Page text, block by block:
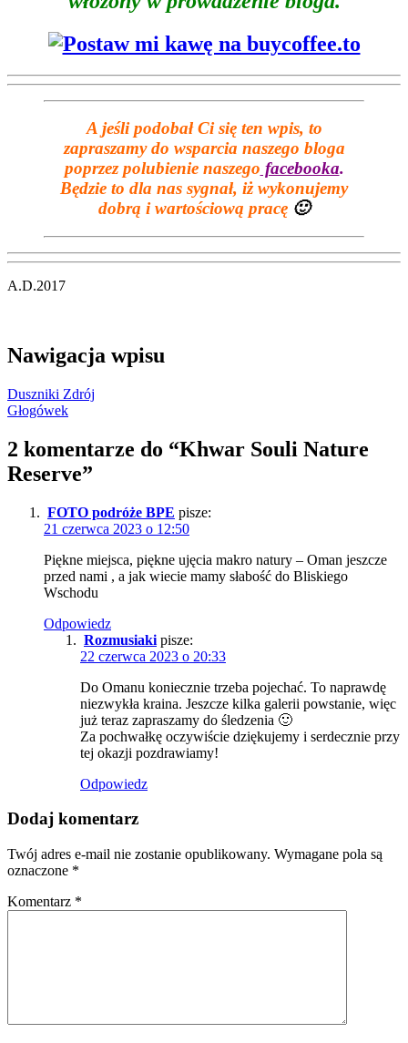
A jeśli podobał Ci się ten wpis, to
zapraszamy do wsparcia naszego bloga
poprzez polubienie naszego facebooka.
Będzie to dla nas sygnał, iż wykonujemy
dobrą i wartościową pracę 🙂
A.D.2017
Nawigacja wpisu
Duszniki Zdrój
Głogówek
2 komentarze do “Khwar Souli Nature
Reserve”
FOTO podróże BPE pisze:
21 czerwca 2023 o 12:50
Piękne miejsca, piękne ujęcia makro natury – Oman jeszcze
przed nami , a jak wiecie mamy słabość do Bliskiego
Wschodu
Odpowiedz
Rozmusiaki pisze:
22 czerwca 2023 o 20:33
Do Omanu koniecznie trzeba pojechać. To naprawdę
niezwykła kraina. Jeszcze kilka galerii powstanie, więc
już teraz zapraszamy do śledzenia 🙂
Za pochwałkę oczywiście dziękujemy i serdecznie przy
tej okazji pozdrawiamy!
Odpowiedz
Dodaj komentarz
Twój adres e-mail nie zostanie opublikowany. Wymagane pola są
oznaczone *
Komentarz *